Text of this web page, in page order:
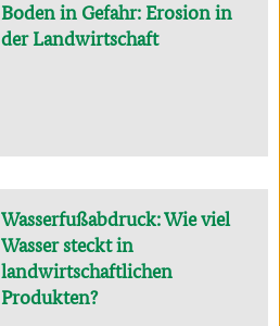
Boden in Gefahr: Erosion in
der Landwirtschaft
Wasserfußabdruck: Wie viel
Wasser steckt in
landwirtschaftlichen
Produkten?